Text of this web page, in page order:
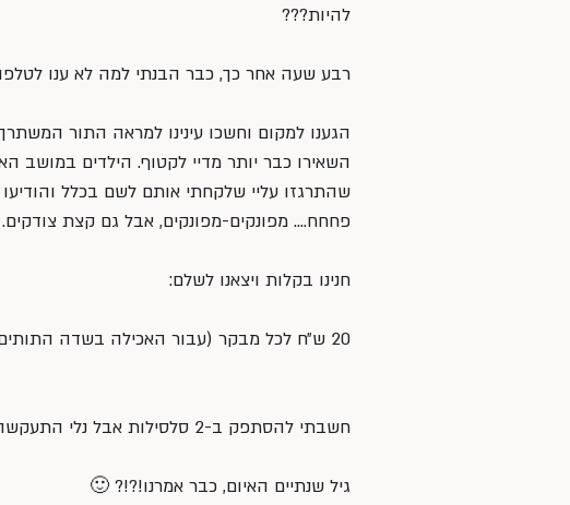
להיות???
רבע שעה אחר כך, כבר הבנתי למה לא ענו
הגענו למקום וחשכו עינינו למראה התור
השאירו כבר יותר מדיי לקטוף. הילדים במושב
שהתרגזו עליי שלקחתי אותם לשם בכלל
פחחח…. מפונקים-מפונקים, אבל גם קצת צודקים.
חנינו בקלות ויצאנו לשלם:
20 ש״ח לכל מבקר (עבור האכילה בשדה התותים…), ועוד 20 ש״ח עבור כל סלסילה.
חשבתי להסתפק ב-2 סלסילות אבל נלי התעקשה שתהיה לה סלסלה משלה.
גיל שנתיים האיום, כבר אמרנו!?!? 🙂